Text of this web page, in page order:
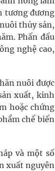
tương đương
thủy sản,
Phấn đấu
nghệ cao,
nuôi được
xuất, kinh
hoặc chứng
chế biến
và một số
xuất nguyên